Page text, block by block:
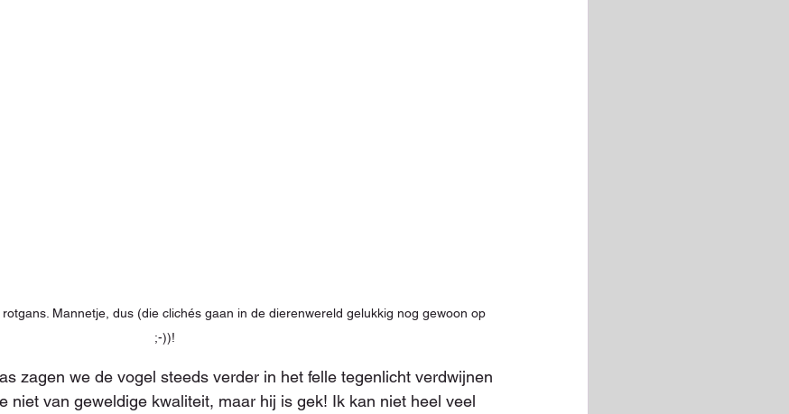
Mannetje, dus (die clichés gaan in de dierenwereld gelukkig nog gewoon op
;-))!
zagen we de vogel steeds verder in het felle tegenlicht verdwijnen
niet van geweldige kwaliteit, maar hij is gek! Ik kan niet heel veel